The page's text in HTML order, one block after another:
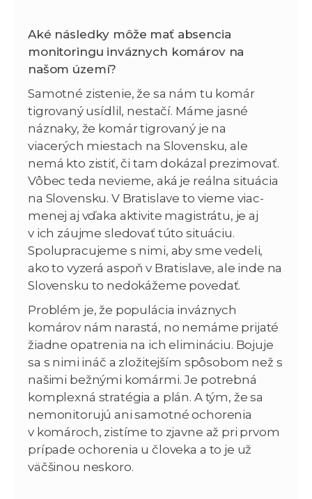
Aké následky môže mať absencia
monitoringu inváznych komárov na
našom území?
Samotné zistenie, že sa nám tu komár
tigrovaný usídlil, nestačí. Máme jasné
náznaky, že komár tigrovaný je na
viacerých miestach na Slovensku, ale
nemá kto zistiť, či tam dokázal prezimovať.
Vôbec teda nevieme, aká je reálna situácia
na Slovensku. V Bratislave to vieme viac-
menej aj vďaka aktivite magistrátu, je aj
v ich záujme sledovať túto situáciu.
Spolupracujeme s nimi, aby sme vedeli,
ako to vyzerá aspoň v Bratislave, ale inde na
Slovensku to nedokážeme povedať.
Problém je, že populácia inváznych
komárov nám narastá, no nemáme prijaté
žiadne opatrenia na ich elimináciu. Bojuje
sa s nimi ináč a zložitejším spôsobom než s
našimi bežnými komármi. Je potrebná
komplexná stratégia a plán. A tým, že sa
nemonitorujú ani samotné ochorenia
v komároch, zistíme to zjavne až pri prvom
prípade ochorenia u človeka a to je už
väčšinou neskoro.